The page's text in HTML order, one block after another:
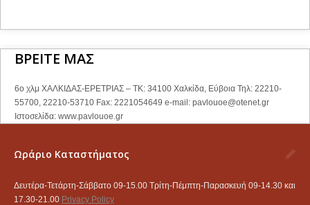
ΒΡΕΙΤΕ ΜΑΣ
6ο χλμ ΧΑΛΚΙΔΑΣ-ΕΡΕΤΡΙΑΣ – ΤΚ: 34100 Χαλκίδα, Εύβοια Τηλ: 22210-
55700, 22210-53710 Fax: 2221054649 e-mail: pavlouoe@otenet.gr
Ιστοσελίδα: www.pavlouoe.gr
Ωράριο Καταστήματος
Δευτέρα-Τετάρτη-Σάββατο 09-15.00 Τρίτη-Πέμπτη-Παρασκευή 09-14.30 και
17.30-21.00 Privacy Policy